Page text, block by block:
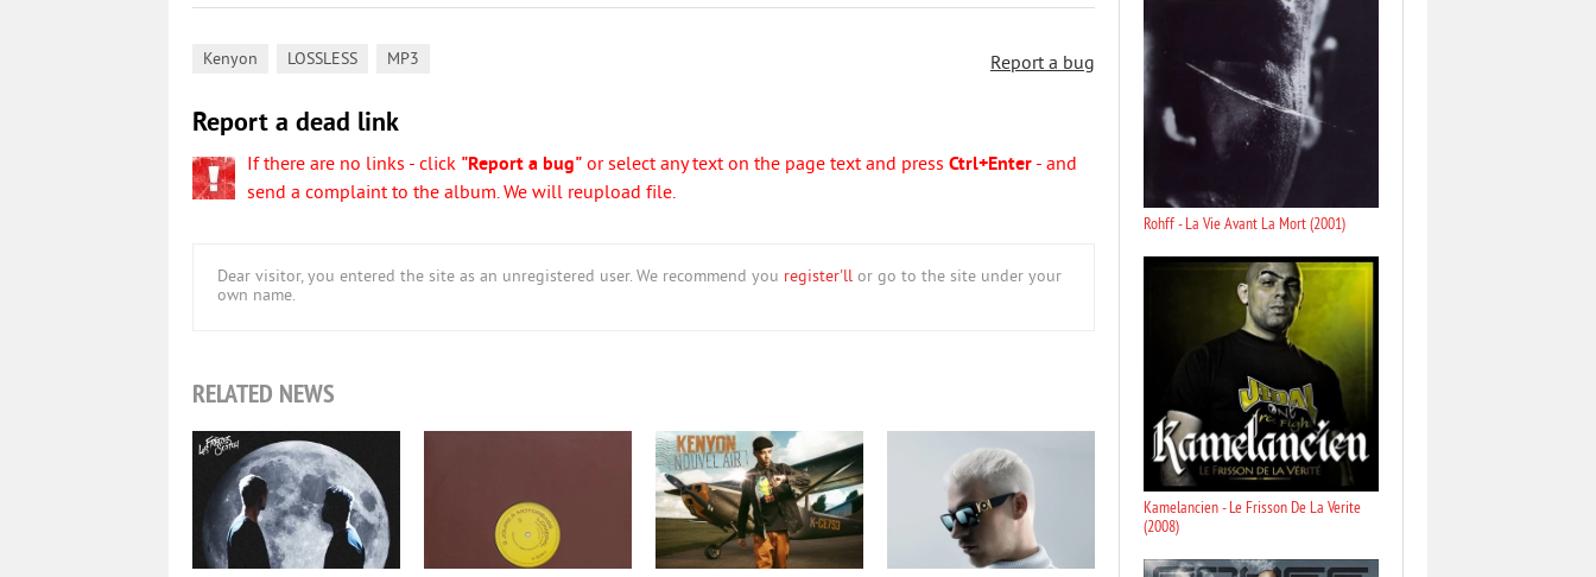
Report a bug
Kenyon LOSSLESS MP3
Report a dead link
If there are no links - click "Report a bug" or select any text on the page text and press Ctrl+Enter - and
send a complaint to the album. We will reupload file.
Dear visitor, you entered the site as an unregistered user. We recommend you register'll or go to the site under your
own name.
RELATED NEWS
Rohff - La Vie Avant La Mort (2001)
Kamelancien - Le Frisson De La Verite
(2008)